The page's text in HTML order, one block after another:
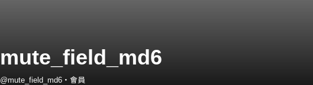
mute_field_md6
@mute_field_md6・會員